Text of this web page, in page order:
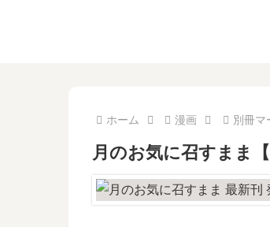
ホーム 漫画 別冊マ
月のお気に召すまま